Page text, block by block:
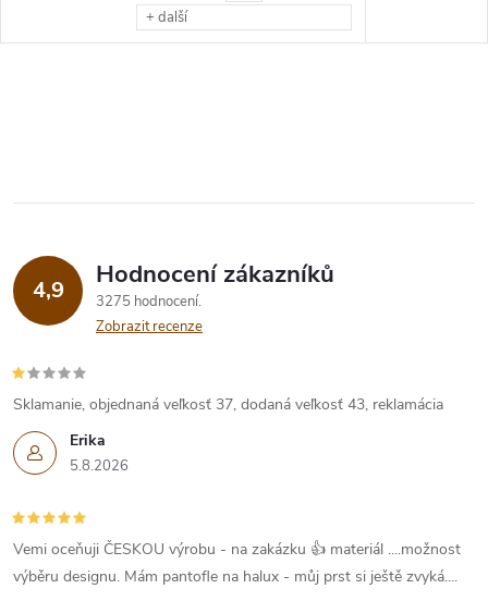
+ další
4,9 Hodnocení zákazníků
3275 hodnocení
Zobrazit recenze
Erika
5.8.2026
Sklamanie, objednaná veľkosť 37, dodaná veľkosť 43, reklamácia
Vemi oceňuji ČESKOU výrobu - na zakázku 👍 materiál ....možnost
výběru designu. Mám pantofle na halux - můj prst si ještě zvyká....